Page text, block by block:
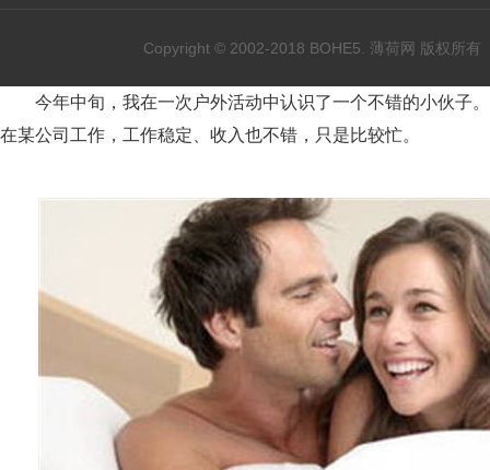
Copyright © 2002-2018 BOHE5. 薄荷网 版权所有
今年中旬，我在一次户外活动中认识了一个不错的小伙子
在某公司工作，工作稳定、收入也不错，只是比较忙。